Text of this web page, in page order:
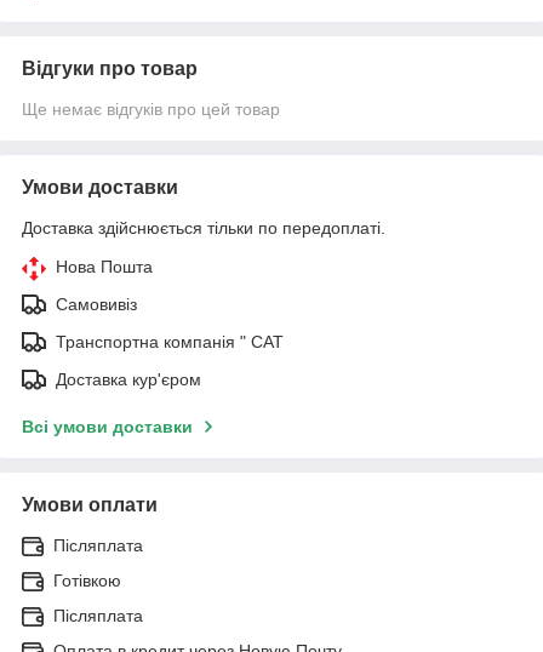
Відгуки про товар
Ще немає відгуків про цей товар
Умови доставки
Доставка здійснюється тільки по передоплаті.
Нова Пошта
Самовивіз
Транспортна компанія " САТ
Доставка кур'єром
Всі умови доставки
Умови оплати
Післяплата
Готівкою
Післяплата